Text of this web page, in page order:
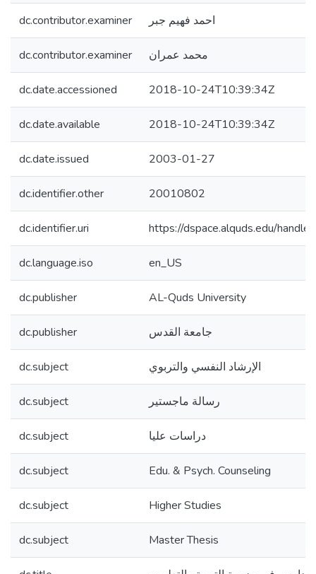
dc.contributor.examiner احمد فهيم جبر
dc.contributor.examiner محمد عمران
dc.date.accessioned 2018-10-24T10:39:34Z
dc.date.available 2018-10-24T10:39:34Z
dc.date.issued 2003-01-27
dc.identifier.other 20010802
dc.identifier.uri https://dspace.alquds.edu/
dc.language.iso en_US
dc.publisher AL-Quds University
dc.publisher جامعة القدس
dc.subject الإرشاد النفسي والتربوي
dc.subject رسالة ماجستير
dc.subject دراسات عليا
dc.subject Edu. & Psych. Counseling
dc.subject Higher Studies
dc.subject Master Thesis